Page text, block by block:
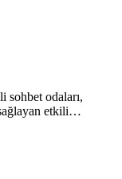
sohbet odaları,
etkili…